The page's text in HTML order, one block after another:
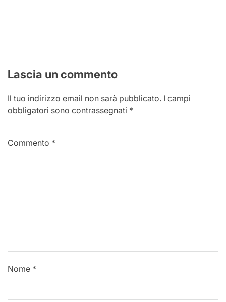
Lascia un commento
Il tuo indirizzo email non sarà pubblicato. I campi
obbligatori sono contrassegnati *
Commento *
Nome *